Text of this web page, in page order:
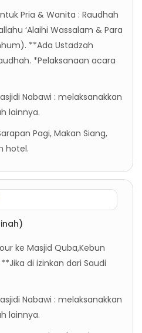
Pria & Wanita : Raudhah
‘Alaihi Wassalam & Para
**Ada Ustadzah
*Pelaksanaan acara
Nabawi : melaksanakkan
lainnya.
Pagi, Makan Siang,
hotel.
ke Masjid Quba,Kebun
di izinkan dari Saudi
Nabawi : melaksanakkan
lainnya.